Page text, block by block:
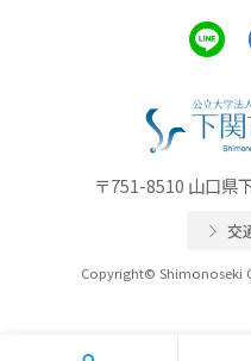
〒751-8510 山口県
交
Copyright© Shimonoseki